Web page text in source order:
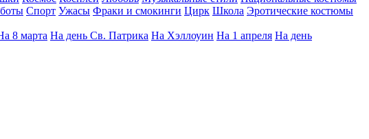
Спорт Ужасы Фраки и смокинги Цирк Школа Эротические костюмы
8 марта На день Св. Патрика На Хэллоуин На 1 апреля На день